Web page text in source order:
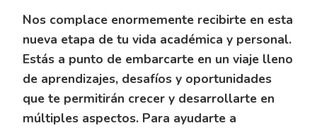
Nos complace enormemente recibirte en esta
nueva etapa de tu vida académica y personal.
Estás a punto de embarcarte en un viaje lleno
de aprendizajes, desafíos y oportunidades
que te permitirán crecer y desarrollarte en
múltiples aspectos. Para ayudarte a